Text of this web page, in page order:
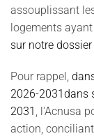
assouplissant
logements
sur notre
Pour rappel,
2026-2031dans
2031 , l'Acnusa
action,